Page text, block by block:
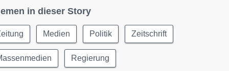
in dieser Story
Medien Politik Zeitschrift
Regierung